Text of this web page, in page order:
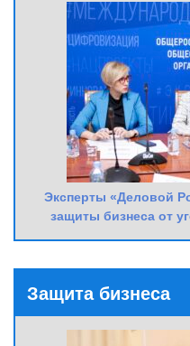
Эксперты «Деловой
защиты бизнеса от
Защита бизнеса